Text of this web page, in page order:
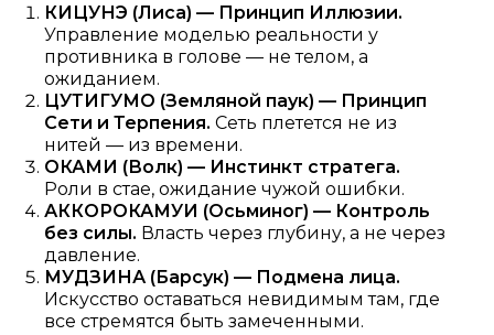
КИЦУНЭ (Лиса) — Принцип Иллюзии.
Управление моделью реальности у
противника в голове — не телом, а
ожиданием.
ЦУТИГУМО (Земляной паук) — Принцип
Сети и Терпения. Сеть плетется не из
нитей — из времени.
ОКАМИ (Волк) — Инстинкт стратега.
Роли в стае, ожидание чужой ошибки.
АККОРОКАМУИ (Осьминог) — Контроль
без силы. Власть через глубину, а не через
давление.
МУДЗИНА (Барсук) — Подмена лица.
Искусство оставаться невидимым там, где
все стремятся быть замеченными.